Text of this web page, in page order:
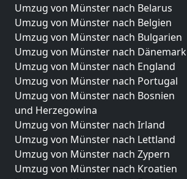
Umzug von Münster nach Belarus
Umzug von Münster nach Belgien
Umzug von Münster nach Bulgarien
Umzug von Münster nach Dänemark
Umzug von Münster nach England
Umzug von Münster nach Portugal
Umzug von Münster nach Bosnien
und Herzegowina
Umzug von Münster nach Irland
Umzug von Münster nach Lettland
Umzug von Münster nach Zypern
Umzug von Münster nach Kroatien